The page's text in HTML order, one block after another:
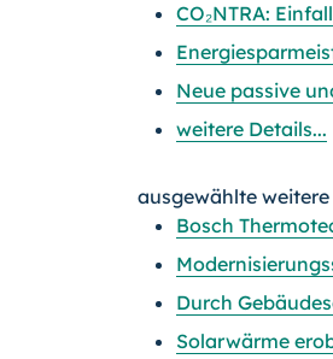
CO₂NTRA:
Neue passive
weitere Details...
ausgewählte
Bosch
Durch
Solarwärme